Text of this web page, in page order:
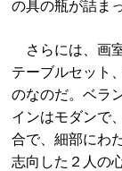
の具の瓶が詰ま
さらには、画
テーブルセット
のなのだ。ベラ
インはモダンで
合で、細部にわ
志向した２人の